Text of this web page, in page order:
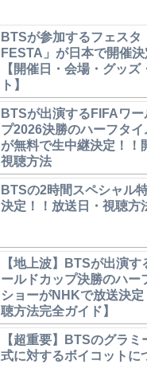
BTSが参加するフェスタ
FESTA」が日本で開催決
【開催日・会場・グッズ
ト】
BTSが出演するFIFAワー
プ2026決勝のハーフタ
が無料で生中継決定！！
視聴方法
BTSの2時間スペシャル
決定！！放送日・視聴方
【地上波】BTSが出演す
ールドカップ決勝のハー
ショーがNHKで放送決定
聴方法完全ガイド】
【超重要】BTSのグラミ
式に対するボイコットに